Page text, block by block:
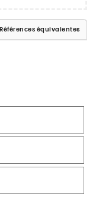
Références équivalentes